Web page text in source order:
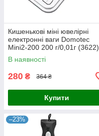
Кишенькові міні ювелірні
електронні ваги Domotec
Mini2-200 200 г/0,01г (3622)
В наявності
280 ₴ 364 ₴
Купити
–23%